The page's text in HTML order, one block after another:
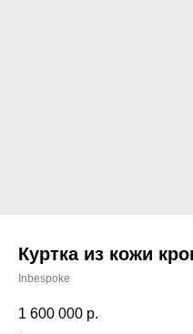
Куртка из кожи
Inbespoke
1 600 000 р.